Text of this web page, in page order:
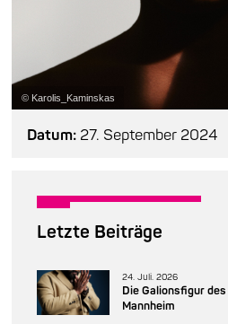
© Karolis_Kaminskas
Datum: 27. September 2024
Letzte Beiträge
24. Juli. 2026
Die Galionsfigur
Mannheim